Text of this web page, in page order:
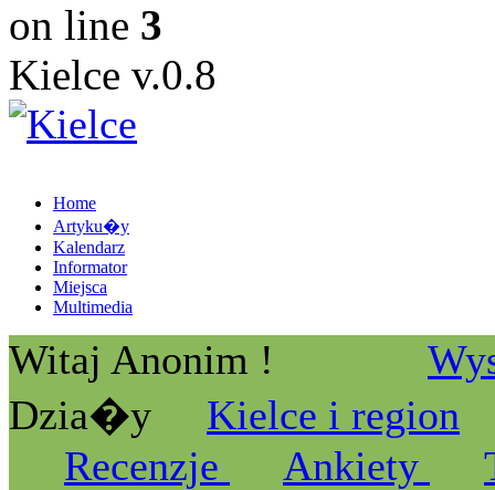
on line 3
Kielce v.0.8
Home
Artyku�y
Kalendarz
Informator
Miejsca
Multimedia
Witaj Anonim !
Dzia�y
Kielce i region
Recenzje
Ankiety